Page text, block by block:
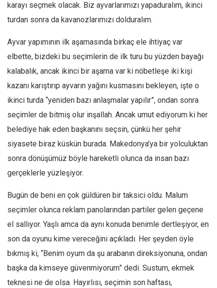
karayı seçmek olacak. Biz ayvarlarımızı yapaduralım, ikinci
turdan sonra da kavanozlarımızı dolduralım.
Ayvar yapımının ilk aşamasında birkaç ele ihtiyaç var
elbette, bizdeki bu seçimlerin de ilk turu bu yüzden bayağı
kalabalık, ancak ikinci bir aşama var ki nöbetleşe iki kişi
kazanı karıştırıp ayvarın yağını kusmasını bekleyen, işte o
ikinci turda “yeniden bazı anlaşmalar yapılır”, ondan sonra
seçimler de bitmiş olur inşallah. Ancak umut ediyorum ki her
belediye hak eden başkanını seçsin, çünkü her şehir
siyasete biraz küskün burada. Makedonya’ya bir yolculuktan
sonra dönüşümüz böyle hareketli olunca da insan bazı
gerçeklerle yüzleşiyor.
Bugün de beni en çok güldüren bir taksici oldu. Malum
seçimler olunca reklam panolarından partiler gelen geçene
el sallıyor. Yaşlı amca da aynı konuda benimle dertleşiyor, en
son da oyunu kime vereceğini açıkladı. Her şeyden öyle
bıkmış ki, “Benim oyum da şu arabanın direksiyonuna, ondan
başka da kimseye güvenmiyorum” dedi. Sustum, ekmek
teknesi ne de olsa. Hayırlısı, seçimin son haftası,